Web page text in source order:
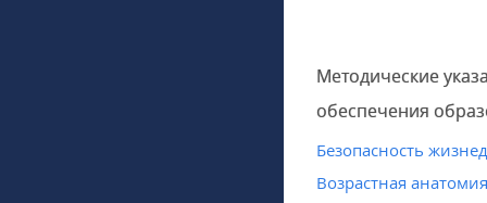
Методические
обеспечения
Безопасность
Возрастная